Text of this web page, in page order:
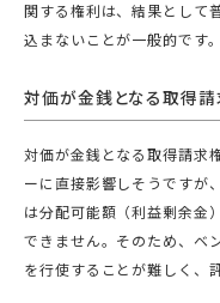
関する権利は、結果として
込まないことが一般的です。
対価が金銭となる取得
対価が金銭となる取得請求
ーに直接影響しそうですが
は分配可能額（利益剰余金
できません。そのため、ベ
を行使することが難しく、